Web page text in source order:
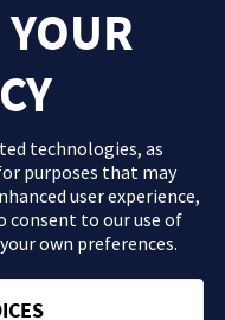
sitio Web es información
technologies, as
purposes that may
user experience,
consent to our use of
own preferences.